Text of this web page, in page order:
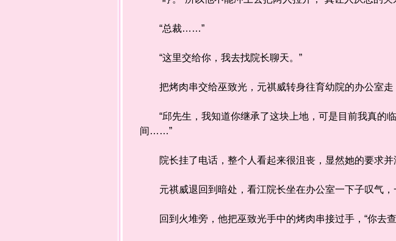
“总裁……”
“这里交给你，我去找院长聊天。”
把烤肉串交给巫致光，元祺威转身往育幼院的办公室走
“邱先生，我知道你继承了这块上地，可是目前我真的
间……”
院长挂了电话，整个人看起来很沮丧，显然她的要求并
元祺威退回到暗处，看江院长坐在办公室一下子叹气，
回到火堆旁，他把巫致光手中的烤肉串接过手，“你去